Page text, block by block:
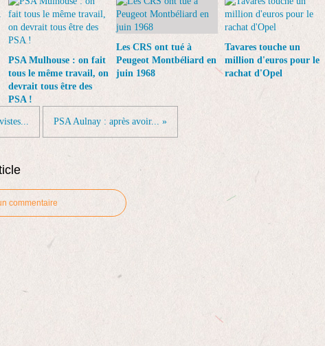
PSA Mulhouse : on fait
tous le même travail, on
devrait tous être des
PSA !
Les CRS ont tué à
Peugeot Montbéliard en
juin 1968
Tavares touche un
million d'euros pour le
rachat d'Opel
PSA Aulnay : après avoir... »
commentaire